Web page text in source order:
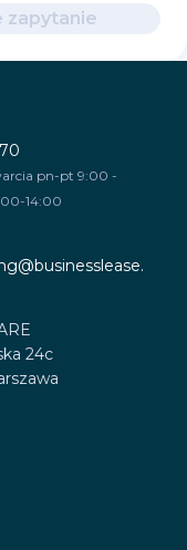
zapytanie
pn-pt 9:00 -
14:00
24c